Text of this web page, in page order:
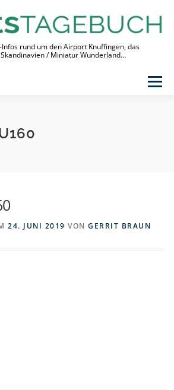
rund um den Airport Knuffingen, das
/ Miniatur Wunderland…
Menü
24. JUNI 2019 VON GERRIT BRAUN